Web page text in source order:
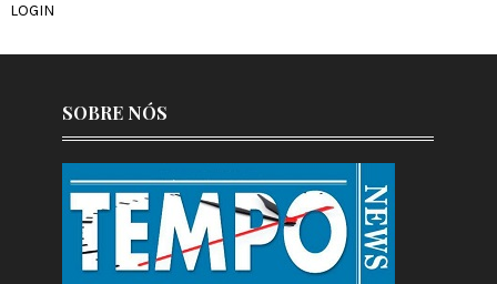
LOGIN
SOBRE NÓS